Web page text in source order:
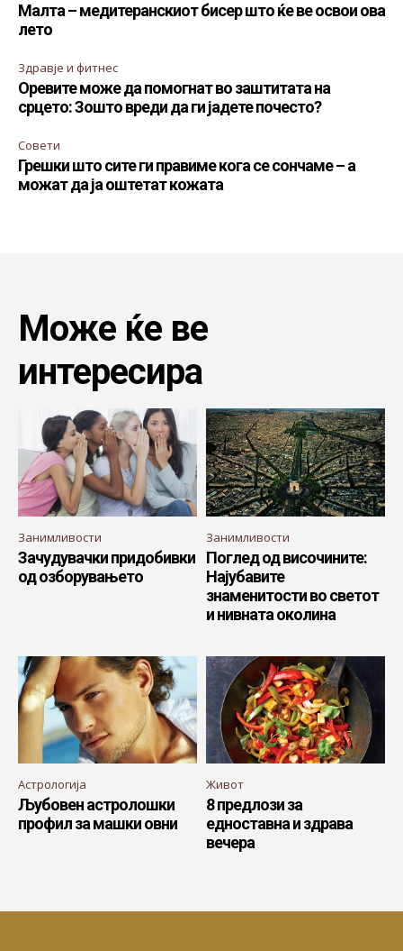
Малта – медитеранскиот бисер што ќе ве освои ова
лето
Здравје и фитнес
Оревите може да помогнат во заштитата на
срцето: Зошто вреди да ги јадете почесто?
Совети
Грешки што сите ги правиме кога се сончаме – а
можат да ја оштетат кожата
Може ќе ве
интересира
Занимливости
Зачудувачки придобивки
од озборувањето
Занимливости
Поглед од височините:
Најубавите
знаменитости во светот
и нивната околина
Астрологија
Љубовен астролошки
профил за машки овни
Живот
8 предлози за
едноставна и здрава
вечера